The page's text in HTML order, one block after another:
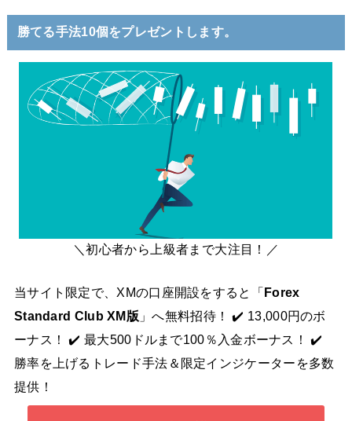
勝てる手法10個をプレゼントします。
＼初心者から上級者まで大注目！／
当サイト限定で、XMの口座開設をすると「 Forex
Standard Club XM版 」へ無料招待！ ✔️ 13,000円のボ
ーナス！ ✔️ 最大500ドルまで100％入金ボーナス！ ✔️
勝率を上げるトレード手法＆限定インジケーターを多数
提供！